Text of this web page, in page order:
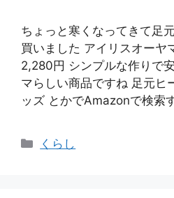
ちょっと寒くなってきて足
買いました アイリスオーヤ
2,280円 シンプルな作りで
マらしい商品ですね 足元ヒ
ッズ とかでAmazonで検索
カ
くらし